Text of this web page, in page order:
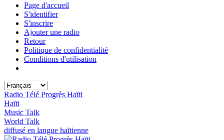
Page d'accueil
S'identifier
S'inscrire
Ajouter une radio
Retour
Politique de confidentialité
Conditions d'utilisation
Radio Télé Progrès Haïti
Haïti
Music Talk
World Talk
diffusé en langue haïtienne